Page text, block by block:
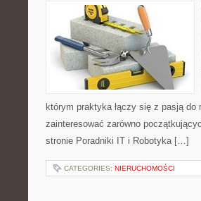
którym praktyka łączy się z pasją
zainteresować zarówno
stronie Poradniki IT i Robotyka […]
CATEGORIES: NIERUCHOMOŚCI